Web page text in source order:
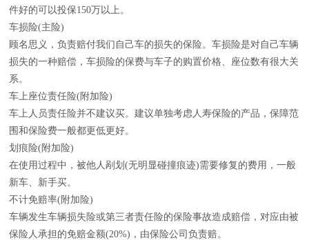
件好的可以投保150万以上。
车损险(主险)
顾名思义，负责赔付我们自己车的损失的保险。车损险是对自己车辆
损失的一种赔偿，车损险的保费与车子的购置价格、座位数有很大关
系。
车上座位责任险(附加险)
车上人员责任险并不建议买。建议单独考虑人寿保险的产品，保障范
围和保险费一般都更低更好。
划痕险(附加险)
在使用过程中，被他人剐划(无明显碰撞痕迹)需要修复的费用，一般
新车、新手买。
不计免赔率(附加险)
车辆发生车辆损失险或第三者责任险的保险事故造成赔偿，对应由被
保险人承担的免赔金额(20%)，由保险公司负责赔。